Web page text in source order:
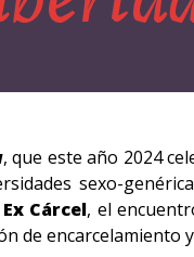
, que este año 2024
sexo-
Cárcel, el
de